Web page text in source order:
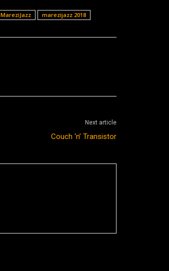
MareziJazz marezijazz 2018
Next article
Couch ‘n’ Transistor